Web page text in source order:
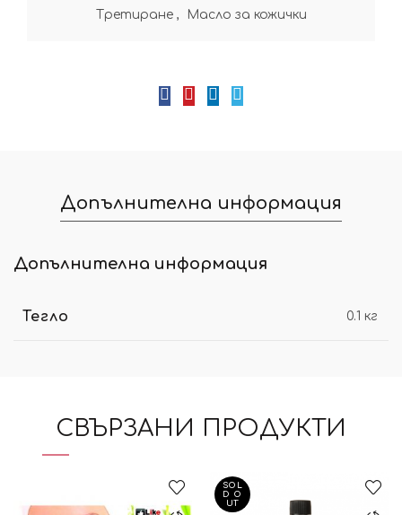
Третиране , Масло за кожички
Допълнителна информация
Допълнителна информация
Тегло 0.1 кг
СВЪРЗАНИ ПРОДУКТИ
SOL
D O
UT